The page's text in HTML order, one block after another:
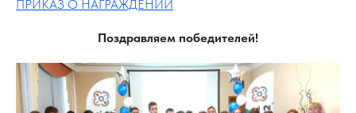
ПРИКАЗ О НАГРАЖДЕНИИ
Поздравляем победителей!